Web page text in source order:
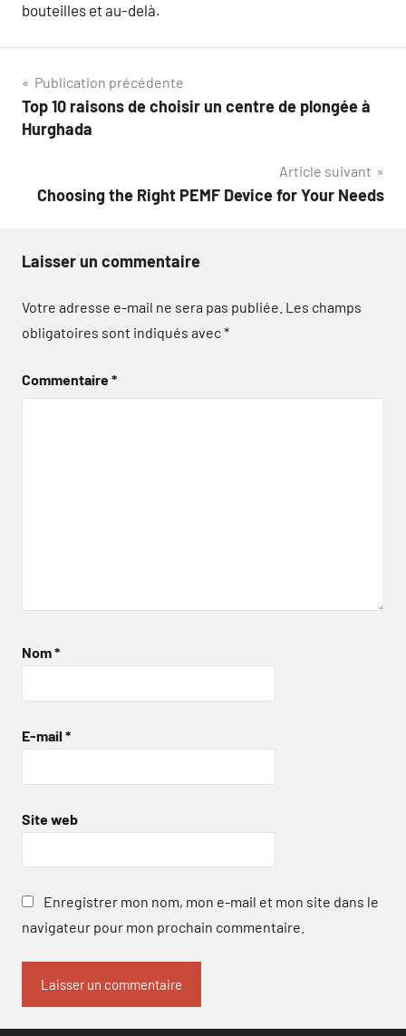
bouteilles et au-delà.
Navigation
de
Publication précédente
Top 10 raisons de choisir un centre de plongée à
Hurghada
Article suivant
Choosing the Right PEMF Device for Your Needs
Laisser un commentaire
Votre adresse e-mail ne sera pas publiée. Les champs
obligatoires sont indiqués avec*
Commentaire*
Nom*
E-mail *
Site web
Enregistrer mon nom, mon e-mail et mon site dans le
navigateur pour mon prochain commentaire.